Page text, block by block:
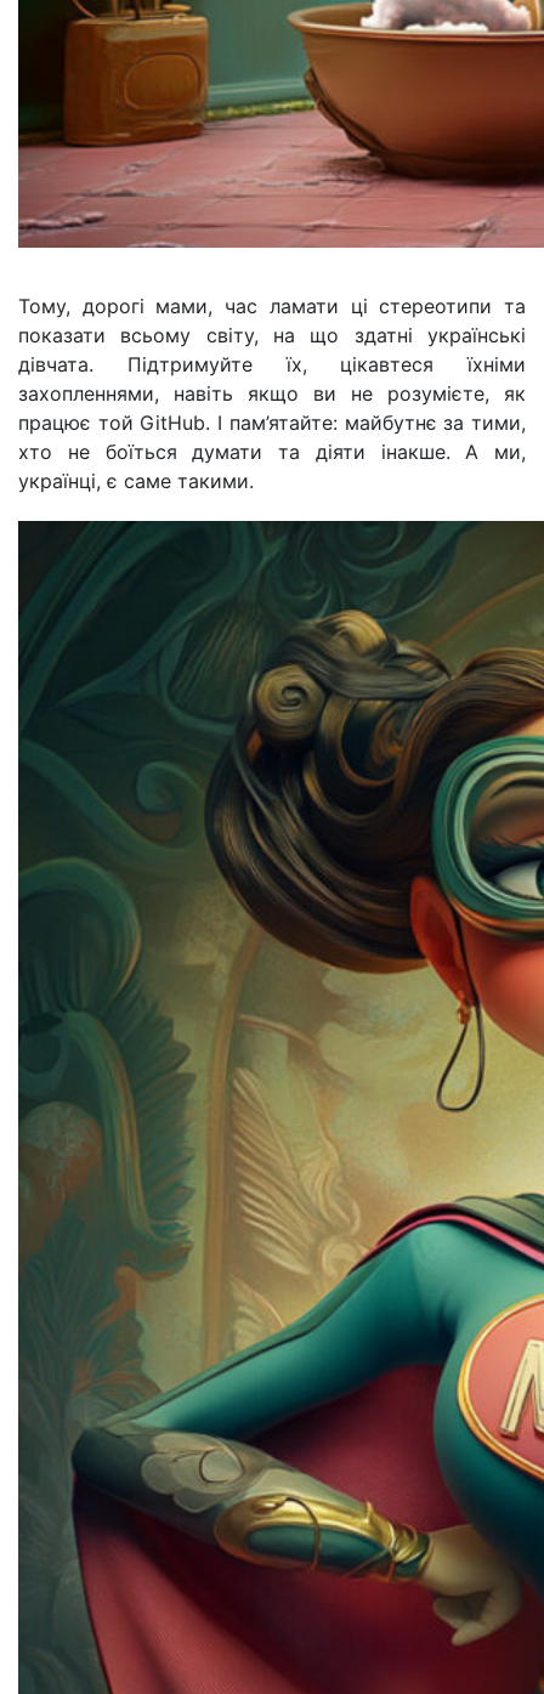
Тому, дорогі мами, час ламати ці стереотипи та
показати всьому світу, на що здатні українські
дівчата. Підтримуйте їх, цікавтеся їхніми
захопленнями, навіть якщо ви не розумієте, як
працює той GitHub. І пам’ятайте: майбутнє за тими,
хто не боїться думати та діяти інакше. А ми,
українці, є саме такими.